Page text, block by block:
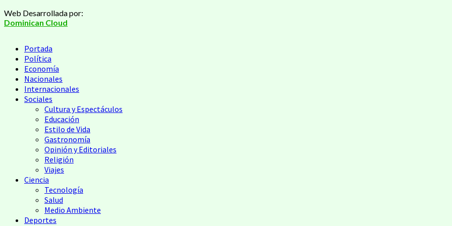
Saltar
al
Web Desarrollada por:
Dominican Cloud
Menú
principal
Portada
Política
Economía
Nacionales
Internacionales
Sociales
Cultura y Espectáculos
Educación
Estilo de Vida
Gastronomía
Opinión y Editoriales
Religión
Viajes
Ciencia
Tecnología
Salud
Medio Ambiente
Deportes